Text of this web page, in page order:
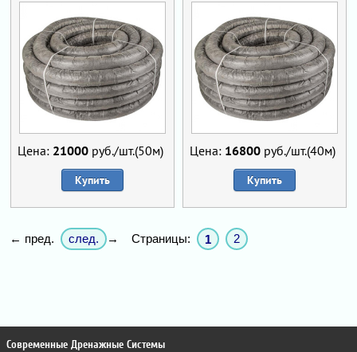
Цена: 21000 руб./шт.(50м)
Купить
Цена: 16800 руб./шт.(40м)
Купить
← пред. след. → Страницы: 1 2
Современные Дренажные Системы